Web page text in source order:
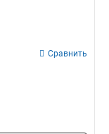
Сравнить